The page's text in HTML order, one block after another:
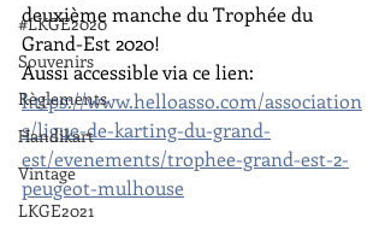
#LKGE2020
Souvenirs
Règlements
Handikart
Vintage
LKGE2021
deuxième manche du Trophée du
Grand-Est 2020!
Aussi accessible via ce lien:
https://www.helloasso.com/association
s/ligue-de-karting-du-grand-
est/evenements/trophee-grand-est-2-
peugeot-mulhouse